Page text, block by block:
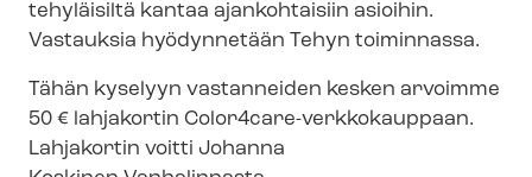
tehyläisiltä kantaa ajankohtaisiin asioihin.
Vastauksia hyödynnetään Tehyn toiminnassa.
Tähän kyselyyn vastanneiden kesken arvoimme
50 € lahjakortin Color4care-​verkkokauppaan.
Lahjakortin voitti Johanna